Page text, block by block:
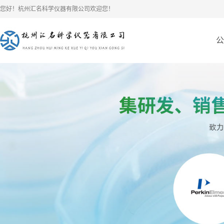
您好！杭州汇名科学仪器有限公司欢迎您！